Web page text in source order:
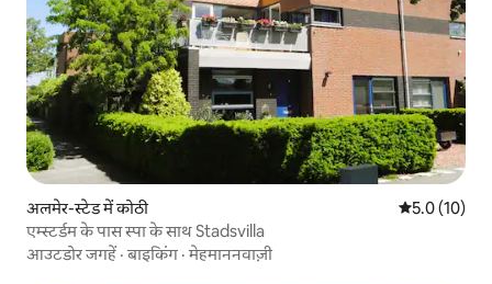
अलमेर-स्टेड में कोठी औसत रेटिंग 5
5.0 (10)
एम्स्टर्डम के पास स्पा के साथ Stadsvilla
आउटडोर जगहें ·बाइकिंग ·मेहमाननवाज़ी